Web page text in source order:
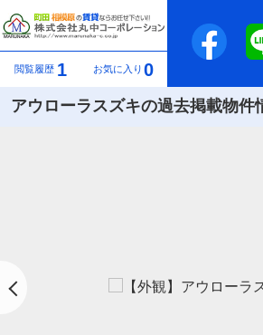
閲覧履歴 1 お気に入り 0
アウローラスズキの過去掲載物件